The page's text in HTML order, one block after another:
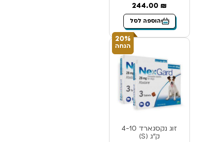
244.00 ₪
הוספה לסל
20%
הנחה
זוג נקסגארד 4-10
ק”ג (S)